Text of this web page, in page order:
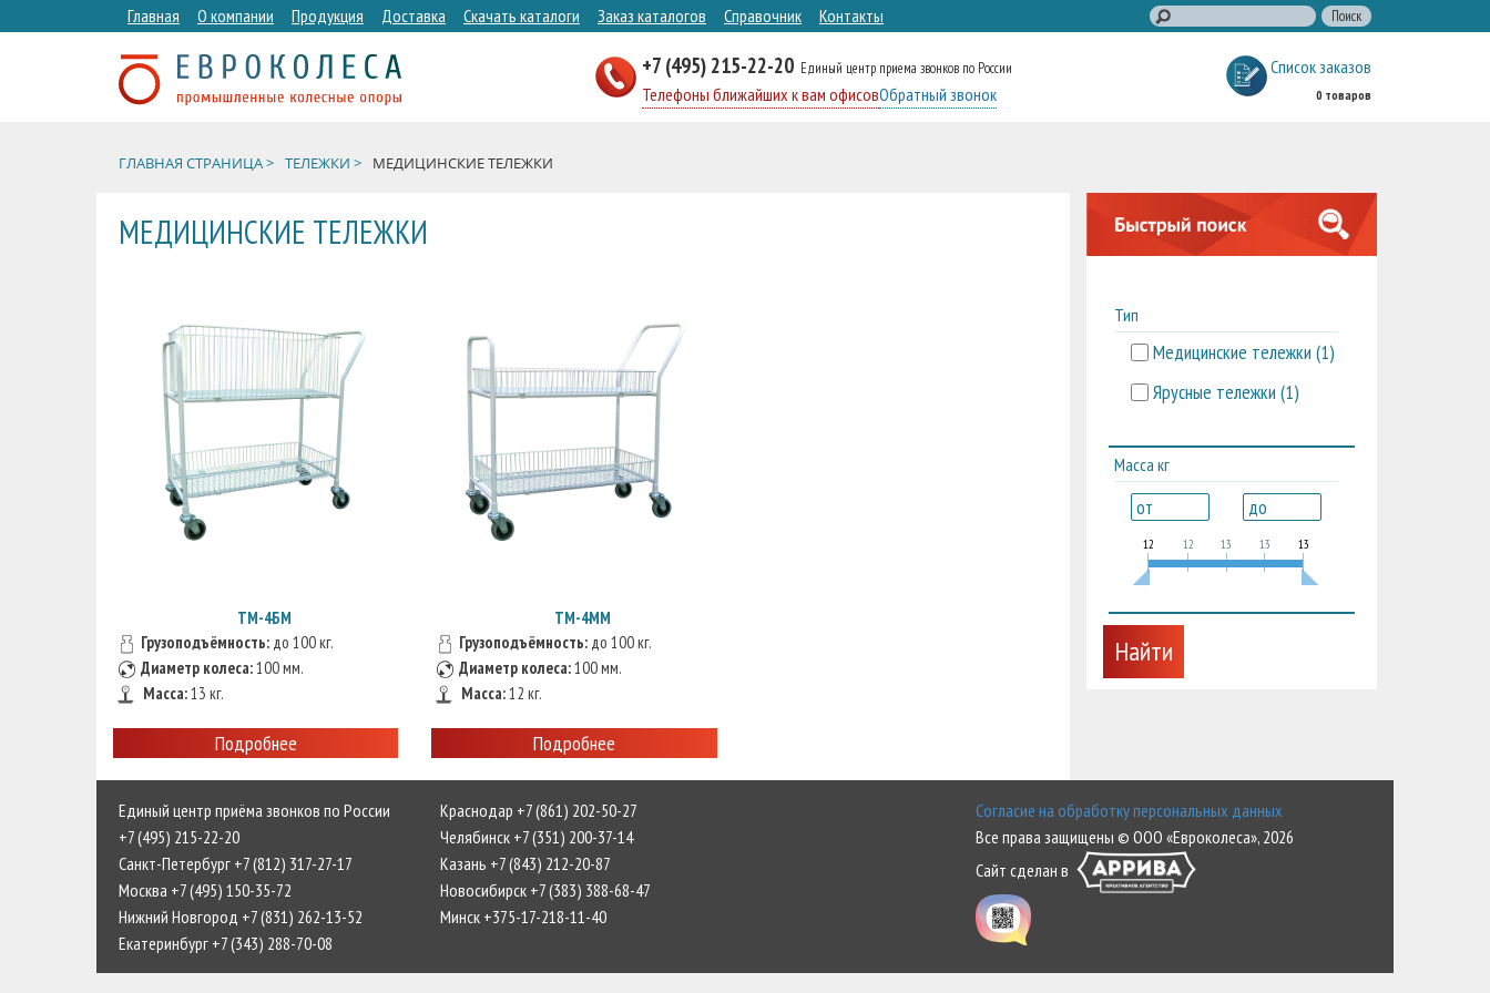
Главная О компании Продукция Доставка Скачать каталоги Заказ каталогов Справочник Контакты
+7 (495) 215-22-20 Единый центр приема звонков по России
Телефоны ближайших к вам офисовОбратный звонок
Список заказов
0 товаров
ГЛАВНАЯ СТРАНИЦА > ТЕЛЕЖКИ > МЕДИЦИНСКИЕ ТЕЛЕЖКИ
Тип
Медицинские тележки (1)
Ярусные тележки (1)
Масса кг
12 12 13 13 13
МЕДИЦИНСКИЕ ТЕЛЕЖКИ
ТМ-4БМ
Грузоподъёмность: до 100 кг.
Диаметр колеса:100 мм.
Маcca:13 кг.
Подробнее
ТМ-4ММ
Грузоподъёмность: до 100 кг.
Диаметр колеса:100 мм.
Маcca:12 кг.
Подробнее
Единый центр приёма звонков по России
+7 (495) 215-22-20
Санкт-Петербург +7 (812) 317-27-17
Москва +7 (495) 150-35-72
Нижний Новгород +7 (831) 262-13-52
Екатеринбург +7 (343) 288-70-08
Краснодар +7 (861) 202-50-27
Челябинск +7 (351) 200-37-14
Казань +7 (843) 212-20-87
Новосибирск +7 (383) 388-68-47
Минск +375-17-218-11-40
Согласие на обработку персональных данных
Все права защищены © ООО «Евроколеса», 2026
Сайт сделан в